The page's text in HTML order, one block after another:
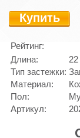
Купить
Рейтинг:
Длина:
Тип застежки:
Материал:
Пол:
Артикул: